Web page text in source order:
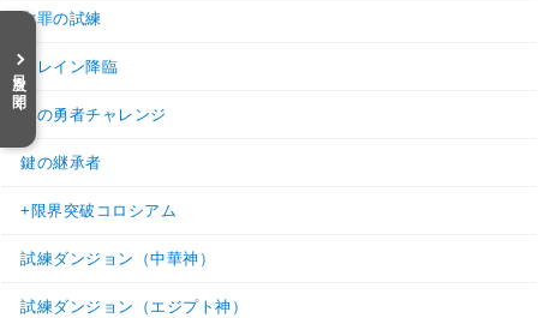
目次を開く
七罪の試練
スレイン降臨
鍵の勇者チャレンジ
鍵の継承者
+限界突破コロシアム
試練ダンジョン（中華神）
試練ダンジョン（エジプト神）